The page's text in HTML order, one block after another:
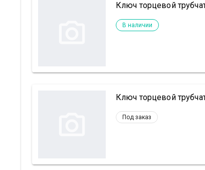
Ключ торцевой
В наличии
Ключ торцевой
Под заказ